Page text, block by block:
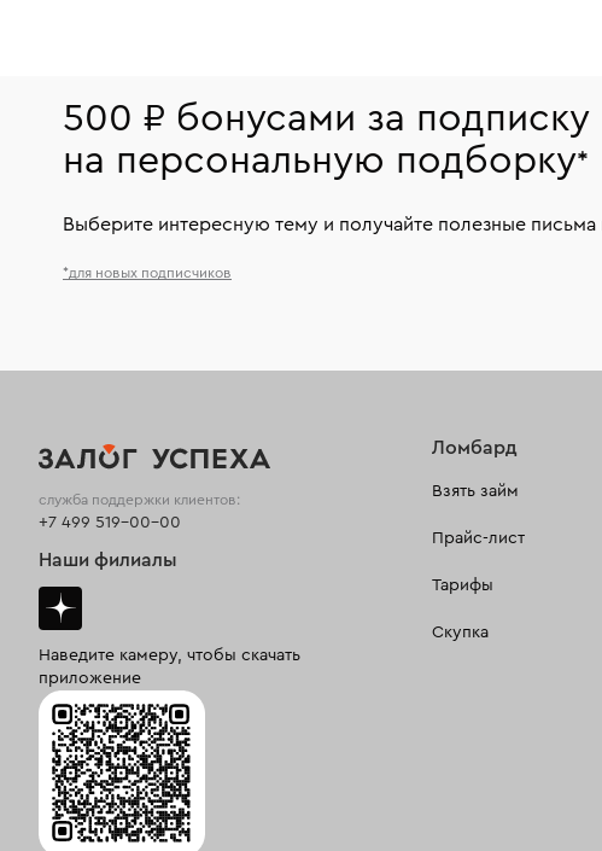
500 ₽ бонусами за подписку
на персональную подборку*
Выберите интересную тему и получайте полезные
*для новых подписчиков
Ломбард
Взять займ
Прайс-лист
Тарифы
Скупка
служба поддержки клиентов:
+7 499 519-00-00
Наши филиалы
Наведите камеру, чтобы скачать
приложение